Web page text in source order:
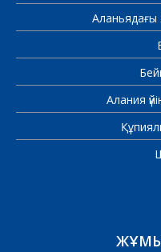
Аланьядағы
Алания